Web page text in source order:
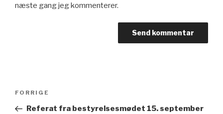
næste gang jeg kommenterer.
Forrige
indlæg
FORRIGE
Referat fra bestyrelsesmødet 15. september